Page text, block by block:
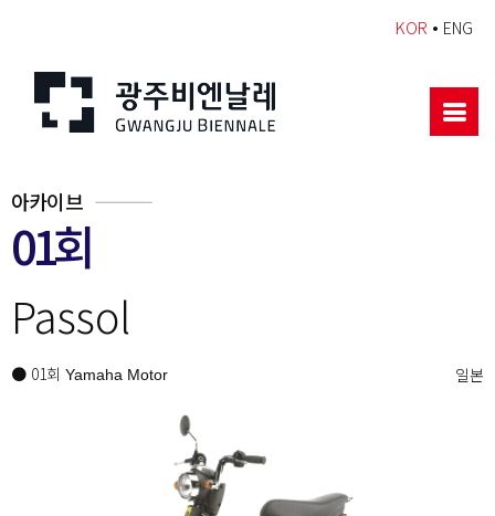
KOR • ENG
아카이브
01회
Passol
● 01회 Yamaha Motor 일본